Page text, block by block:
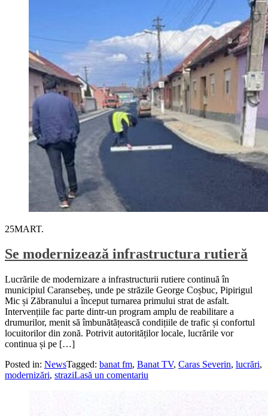
25MART.
Se modernizează infrastructura rutieră
Lucrările de modernizare a infrastructurii rutiere continuă în
municipiul Caransebeș, unde pe străzile George Coșbuc, Pipirigul
Mic și Zăbranului a început turnarea primului strat de asfalt.
Intervențiile fac parte dintr-un program amplu de reabilitare a
drumurilor, menit să îmbunătățească condițiile de trafic și confortul
locuitorilor din zonă. Potrivit autorităților locale, lucrările vor
continua și pe […]
Posted in: NewsTagged: banat fm, Banat TV, Caras Severin, lucrări,
modernizări, straziLasă un comentariu